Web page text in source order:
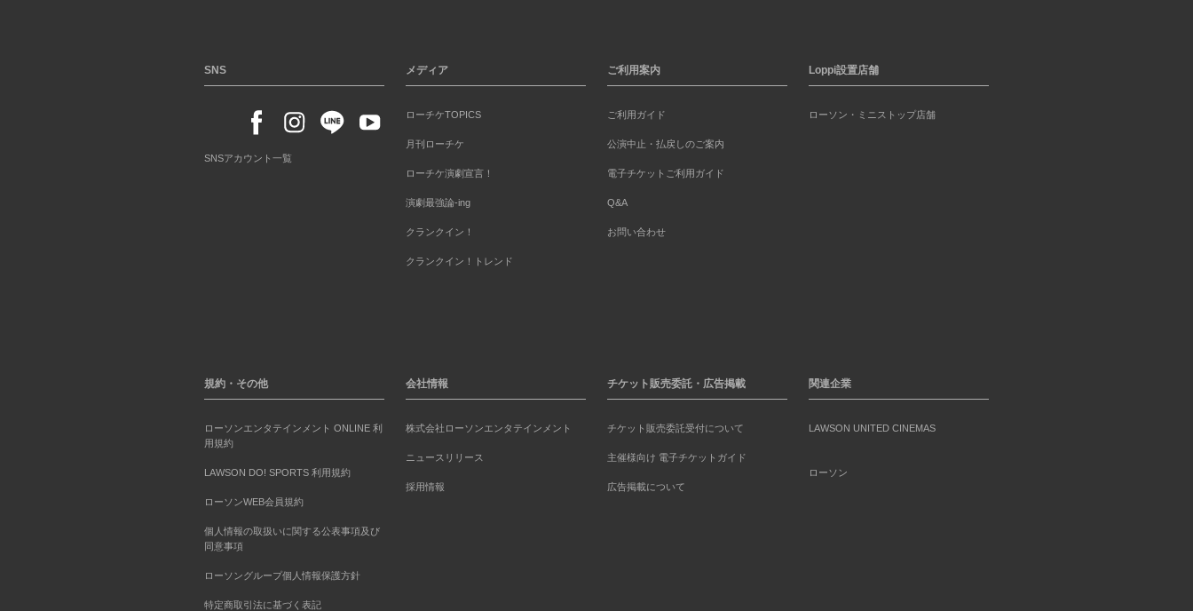
SNS
SNSアカウント一覧
メディア
ローチケTOPICS
月刊ローチケ
ローチケ演劇宣言！
演劇最強論-ing
クランクイン！
クランクイン！トレンド
ご利用案内
ご利用ガイド
公演中止・払戻しのご案内
電子チケットご利用ガイド
Q&A
お問い合わせ
Loppi設置店舗
ローソン・ミニストップ店舗
規約・その他
ローソンエンタテインメント ONLINE 利
用規約
LAWSON DO! SPORTS 利用規約
ローソンWEB会員規約
個人情報の取扱いに関する公表事項及び
同意事項
ローソングループ個人情報保護方針
特定商取引法に基づく表記
会社情報
株式会社ローソンエンタテインメント
ニュースリリース
採用情報
チケット販売委託・広告掲載
チケット販売委託受付について
主催様向け 電子チケットガイド
広告掲載について
関連企業
LAWSON UNITED CINEMAS
ローソン